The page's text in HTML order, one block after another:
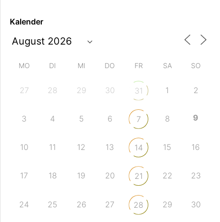
Kalender
MO DI MI DO FR SA SO
27 28 29 30 31 1 2
3 4 5 6 7 8 9
10 11 12 13 14 15 16
17 18 19 20 21 22 23
24 25 26 27 28 29 30